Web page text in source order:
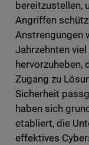
bereitzustellen,
Angriffen
Anstrengungen
Jahrzehnten
hervorzuheben,
Zugang zu
Sicherheit
haben sich
etabliert, die
effektives